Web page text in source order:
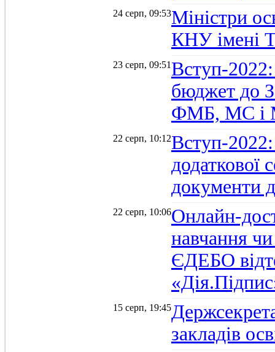
24 серп, 09:53Міністри
КНУ імені
23 серп, 09:51 Вступ-
бюджет до
ФМБ, МС і
22 серп, 10:12Вступ-
додаткової
документи
22 серп, 10:06Онлайн-
навчання
ЄДЕБО
15 серп, 19:45
закладів